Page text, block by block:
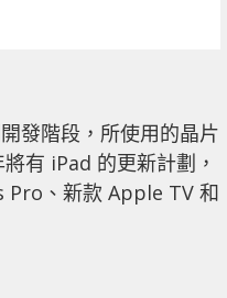
發階段，所使用的晶片
有 iPad 的更新計劃，
Pro、新款 Apple TV 和